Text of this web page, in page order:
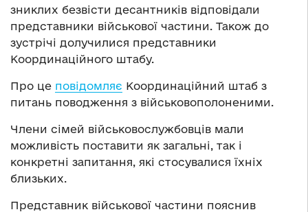
зниклих безвісти десантників відповідали
представники військової частини. Також до
зустрічі долучилися представники
Координаційного штабу.
Про це повідомляє Координаційний штаб з
питань поводження з військовополоненими.
Члени сімей військовослужбовців мали
можливість поставити як загальні, так і
конкретні запитання, які стосувалися їхніх
близьких.
Представник військової частини пояснив